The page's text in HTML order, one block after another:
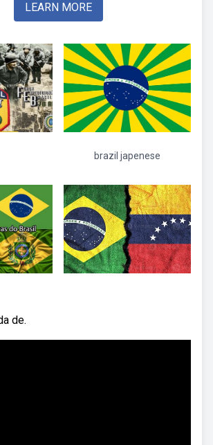
LEARN MORE
brazil japenese
de.